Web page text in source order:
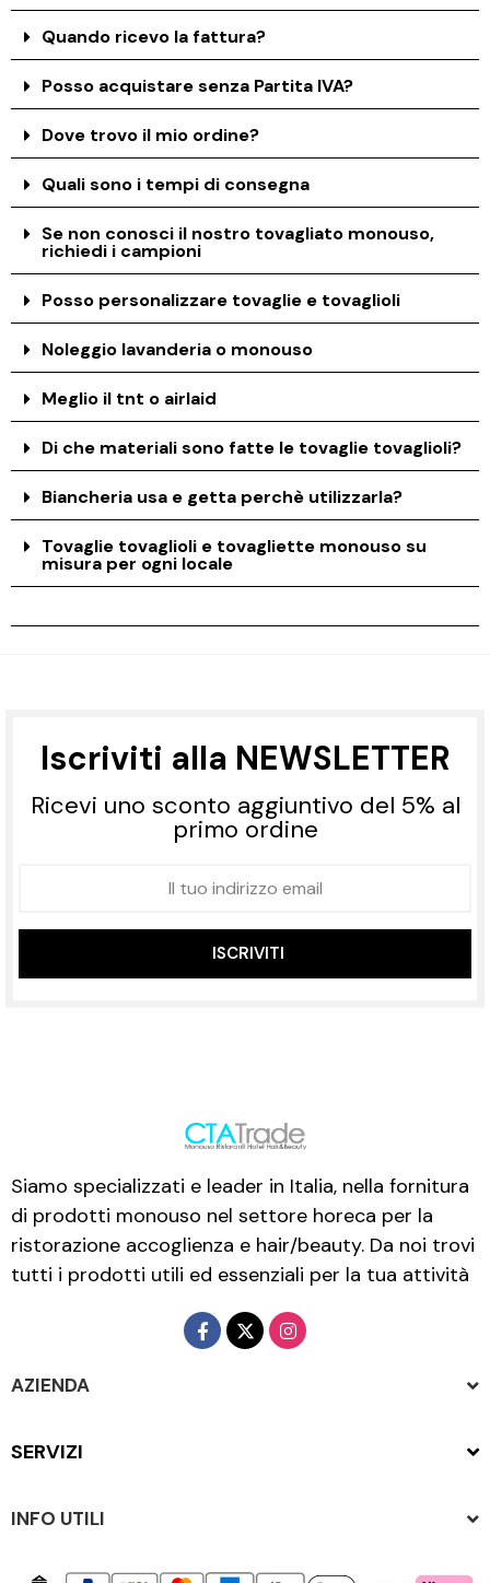
Quando ricevo la fattura?
Posso acquistare senza Partita IVA?
Dove trovo il mio ordine?
Quali sono i tempi di consegna
Se non conosci il nostro tovagliato monouso,
richiedi i campioni
Posso personalizzare tovaglie e tovaglioli
Noleggio lavanderia o monouso
Meglio il tnt o airlaid
Di che materiali sono fatte le tovaglie tovaglioli?
Biancheria usa e getta perchè utilizzarla?
Tovaglie tovaglioli e tovagliette monouso su
misura per ogni locale
Iscriviti alla NEWSLETTER
Ricevi uno sconto aggiuntivo del 5% al
primo ordine
ISCRIVITI
Siamo specializzati e leader in Italia, nella fornitura
di prodotti monouso nel settore horeca per la
ristorazione accoglienza e hair/beauty. Da noi trovi
tutti i prodotti utili ed essenziali per la tua attività
AZIENDA
SERVIZI
INFO UTILI